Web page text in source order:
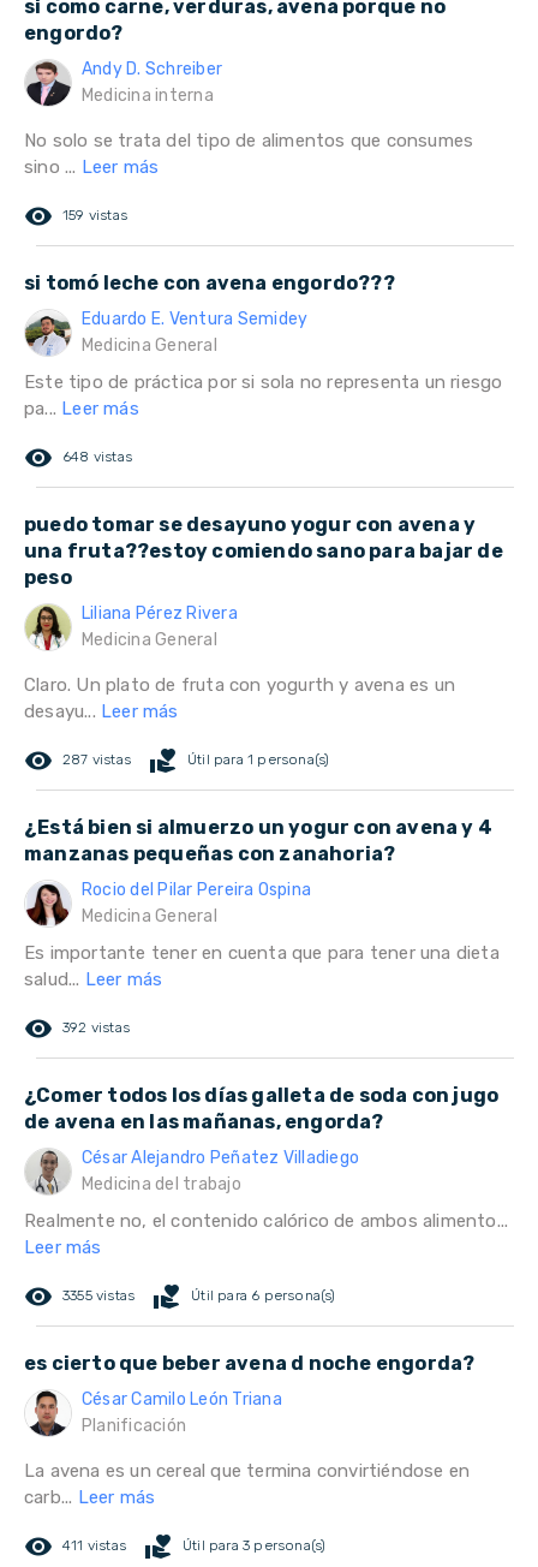
si como carne, verduras, avena porque no
engordo?
Andy D. Schreiber
Medicina interna
No solo se trata del tipo de alimentos que consumes
sino ... Leer más
remove_red_eye 159 vistas
si tomó leche con avena engordo???
Eduardo E. Ventura Semidey
Medicina General
Este tipo de práctica por si sola no representa un riesgo
pa... Leer más
remove_red_eye 648 vistas
puedo tomar se desayuno yogur con avena y
una fruta??estoy comiendo sano para bajar de
peso
Liliana Pérez Rivera
Medicina General
Claro. Un plato de fruta con yogurth y avena es un
desayu... Leer más
remove_red_eye 287 vistas volunteer_activism Útil para 1 persona(s)
¿Está bien si almuerzo un yogur con avena y 4
manzanas pequeñas con zanahoria?
Rocio del Pilar Pereira Ospina
Medicina General
Es importante tener en cuenta que para tener una dieta
salud... Leer más
remove_red_eye 392 vistas
¿Comer todos los días galleta de soda con jugo
de avena en las mañanas, engorda?
César Alejandro Peñatez Villadiego
Medicina del trabajo
Realmente no, el contenido calórico de ambos alimento...
Leer más
remove_red_eye 3355 vistas volunteer_activism Útil para 6 persona(s)
es cierto que beber avena d noche engorda?
César Camilo León Triana
Planificación
La avena es un cereal que termina convirtiéndose en
carb... Leer más
remove_red_eye 411 vistas volunteer_activism Útil para 3 persona(s)